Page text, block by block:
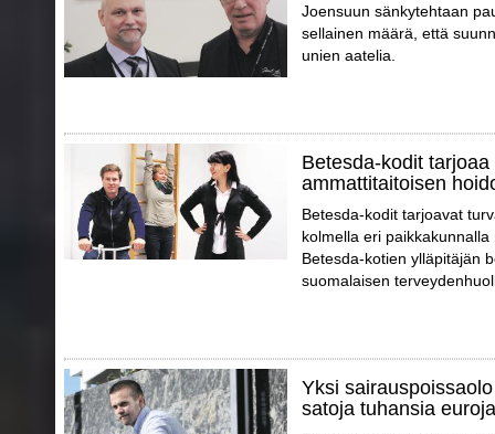
Joensuun sänkytehtaan
sellainen määrä, että
unien aatelia.
Betesda-kodit
ammattitaitoisen
Betesda-kodit tarjoavat
kolmella eri
Betesda-kotien ylläpitäjän
suomalaisen
Yksi
satoja tuhansia euroja